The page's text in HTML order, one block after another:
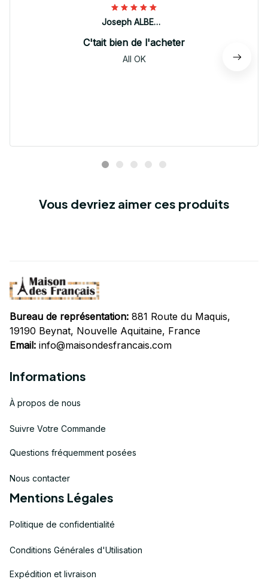
Joseph ALBERTINI
C'tait bien de l'acheter
All OK
Vous devriez aimer ces produits
Bureau de représentation: 881 Route du Maquis,
19190 Beynat, Nouvelle Aquitaine, France
Email: info@maisondesfrancais.com
Informations
À propos de nous
Suivre Votre Commande
Questions fréquemment posées
Nous contacter
Mentions Légales
Politique de confidentialité
Conditions Générales d'Utilisation
Expédition et livraison